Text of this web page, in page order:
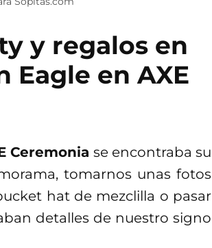
y regalos en
Eagle en AXE
Ceremonia se encontraba su
tomarnos unas fotos
hat de mezclilla o pasar
detalles de nuestro signo